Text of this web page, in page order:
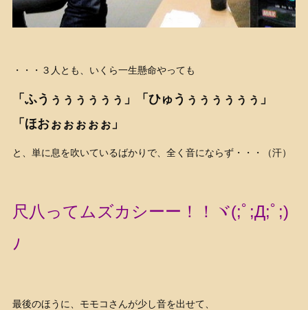
・・・３人とも、いくら一生懸命やっても
「ふうぅぅぅぅぅぅ」「ひゅうぅぅぅぅぅぅ」
「ほおぉぉぉぉぉ」
と、単に息を吹いているばかりで、全く音にならず・・・（汗）
尺八ってムズカシーー！！ヾ(;ﾟ;Д;ﾟ;)
ﾉ
最後のほうに、モモコさんが少し音を出せて、